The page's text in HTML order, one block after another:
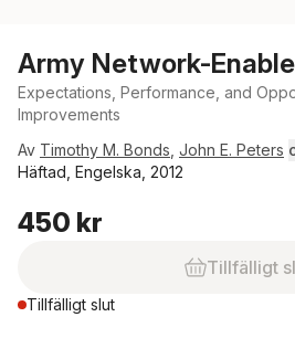
Army Network-
Expectations, Performance, and
Improvements
Av Timothy M. Bonds John E. Peters
Häftad, Engelska, 2012
450 kr
Tillfälligt
Tillfälligt slut